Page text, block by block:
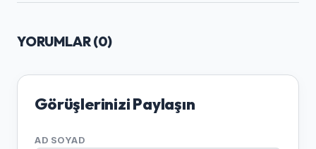
YORUMLAR (0)
Görüşlerinizi Paylaşın
AD SOYAD